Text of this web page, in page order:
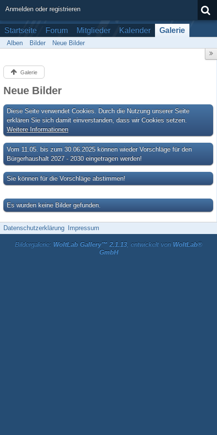
Anmelden oder registrieren
Startseite Forum Mitglieder Kalender Galerie
Alben Bilder Neue Bilder
Galerie
Neue Bilder
Diese Seite verwendet Cookies. Durch die Nutzung unserer Seite
erklären Sie sich damit einverstanden, dass wir Cookies setzen.
Weitere Informationen
Vom 11.05. bis zum 30.06.2025 können wieder Vorschläge für den
Bürgerhaushalt 2027 - 2030 eingetragen werden!
Sie können für die Vorschläge abstimmen!
Es wurden keine Bilder gefunden.
Datenschutzerklärung Impressum
Bildergalerie: WoltLab Gallery™ 2.1.13, entwickelt von WoltLab®
GmbH